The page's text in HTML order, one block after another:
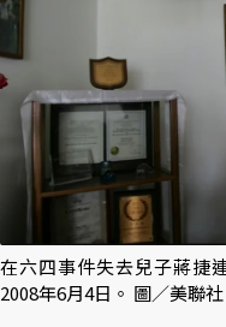
在六四事件失去兒子蔣捷
2008年6月4日。 圖／美聯社